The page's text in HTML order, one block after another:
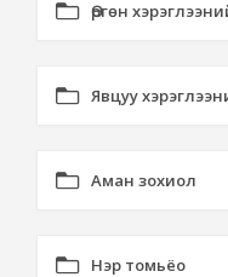
Өргөн
Явцуу
Аман зохиол
Нэр томьёо